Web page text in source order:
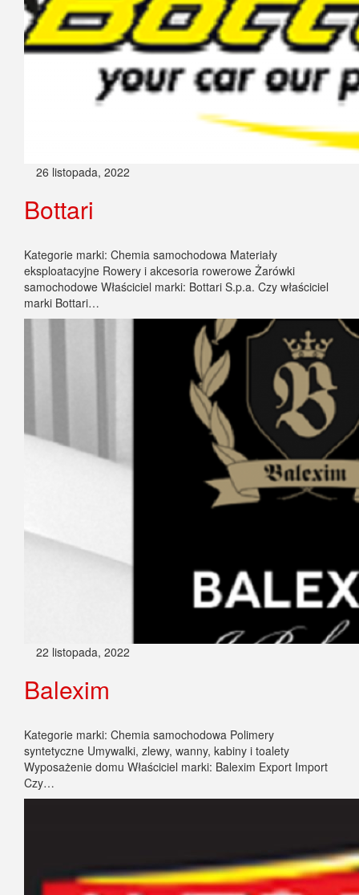
26 listopada, 2022
Bottari
Kategorie marki: Chemia samochodowa Materiały
eksploatacyjne Rowery i akcesoria rowerowe Żarówki
samochodowe Właściciel marki: Bottari S.p.a. Czy właściciel
marki Bottari…
22 listopada, 2022
Balexim
Kategorie marki: Chemia samochodowa Polimery
syntetyczne Umywalki, zlewy, wanny, kabiny i toalety
Wyposażenie domu Właściciel marki: Balexim Export Import
Czy…